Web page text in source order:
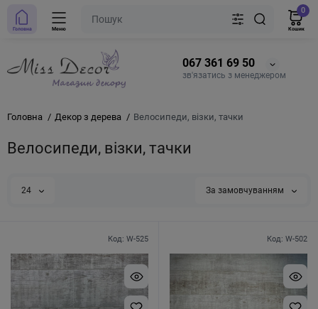
067 361 69 50
зв'язатись з менеджером
Головна Меню
0
Кошик
Головна Декор з дерева Велосипеди, візки, тачки
Велосипеди, візки, тачки
24 За замовчуванням
Код: W-525 Код: W-502